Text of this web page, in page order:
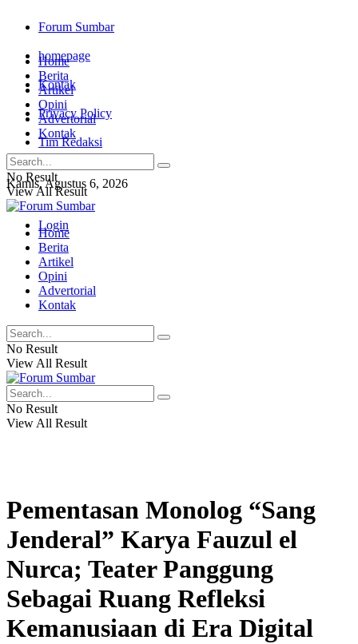
Forum Sumbar
homepage
Kontak
Privacy Policy
Tim Redaksi
Kamis, Agustus 6, 2026
Login
Home
Berita
Artikel
Opini
Advertorial
Kontak
No Result
View All Result
Home
Berita
Artikel
Opini
Advertorial
Kontak
No Result
View All Result
No Result
View All Result
Pementasan Monolog “Sang
Jenderal” Karya Fauzul el
Nurca; Teater Panggung
Sebagai Ruang Refleksi
Kemanusiaan di Era Digital